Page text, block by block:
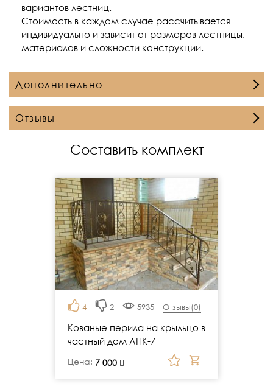
вариантов лестниц.
Стоимость в каждом случае рассчитывается
индивидуально и зависит от размеров лестницы,
материалов и сложности конструкции.
Дополнительно
Отзывы
Составить комплект
4 2 5935 Отзывы(0)
Кованые перила на крыльцо в
частный дом ЛПК-7
Цена: 7 000
руб.